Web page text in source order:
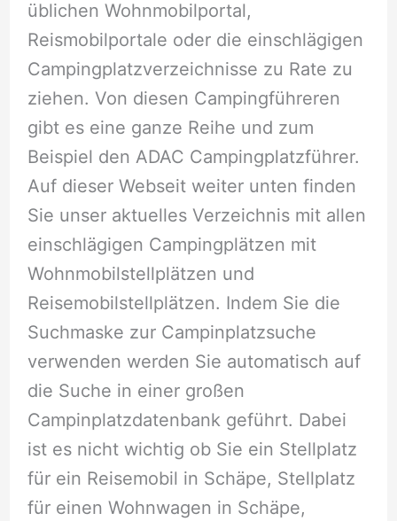
üblichen Wohnmobilportal,
Reismobilportale oder die einschlägigen
Campingplatzverzeichnisse zu Rate zu
ziehen. Von diesen Campingführeren
gibt es eine ganze Reihe und zum
Beispiel den ADAC Campingplatzführer.
Auf dieser Webseit weiter unten finden
Sie unser aktuelles Verzeichnis mit allen
einschlägigen Campingplätzen mit
Wohnmobilstellplätzen und
Reisemobilstellplätzen. Indem Sie die
Suchmaske zur Campinplatzsuche
verwenden werden Sie automatisch auf
die Suche in einer großen
Campinplatzdatenbank geführt. Dabei
ist es nicht wichtig ob Sie ein Stellplatz
für ein Reisemobil in Schäpe, Stellplatz
für einen Wohnwagen in Schäpe,